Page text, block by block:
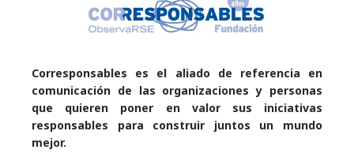
Corresponsables es el aliado de referencia en
comunicación de las organizaciones y personas
que quieren poner en valor sus iniciativas
responsables para construir juntos un mundo
mejor.